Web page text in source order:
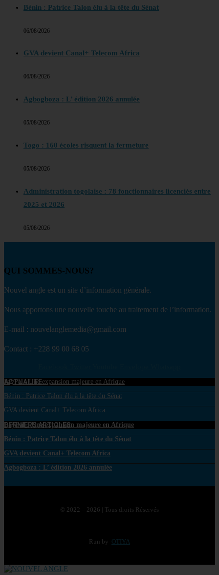
Bénin : Patrice Talon élu à la tête du Sénat
06/08/2026
GVA devient Canal+ Telecom Africa
06/08/2026
Agbogboza : L’ édition 2026 annulée
05/08/2026
Togo : 160 écoles risquent la fermeture
05/08/2026
Administration togolaise : 78 fonctionnaires licenciés entre
2025 et 2026
05/08/2026
QUI SOMMES-NOUS?
Nouvel angle est un site d’information générale.
Nous apportons une nouvelle touche au traitement de l’information.
E-mail : nouvelanglemedia@gmail.com
Contact : +228 99 00 68 05
ACTUALITE
PayPal : Une expansion majeure en Afrique
Bénin : Patrice Talon élu à la tête du Sénat
GVA devient Canal+ Telecom Africa
DERNIERS ARTICLES
PayPal : Une expansion majeure en Afrique
Bénin : Patrice Talon élu à la tête du Sénat
GVA devient Canal+ Telecom Africa
Agbogboza : L’ édition 2026 annulée
© 2022 – 2026 | Tous droits Réservés
Run by OTIYA